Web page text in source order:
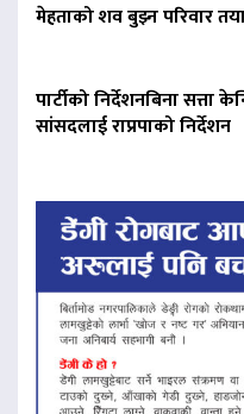
मेहताको शव बुझ्न परिवार
पार्टीको निर्देशनबिना सत्ता
सांसदलाई राप्रपाको निर्देशन